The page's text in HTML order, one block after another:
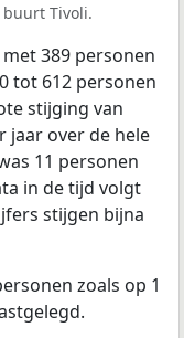
Tivoli.
389 personen
tot 612 personen
stijging van
jaar over de hele
11 personen
in de tijd volgt
stijgen bijna
zoals op 1